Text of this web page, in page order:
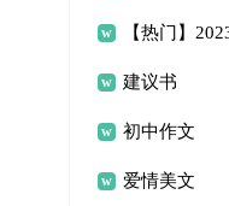
句
乐教案锦集六篇
【热门】
正能量的句子合
47条
建议书
初中作文
爱情美文